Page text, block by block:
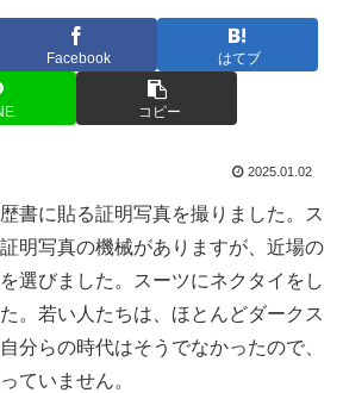
Facebook はてブ
コピー
2025.01.02
書に貼る証明写真を撮りました。ス
明写真の機械がありますが、近場の
選びました。スーツにネクタイをし
。若い人たちは、ほとんどダークス
分らの時代はそうでなかったので、
ていません。